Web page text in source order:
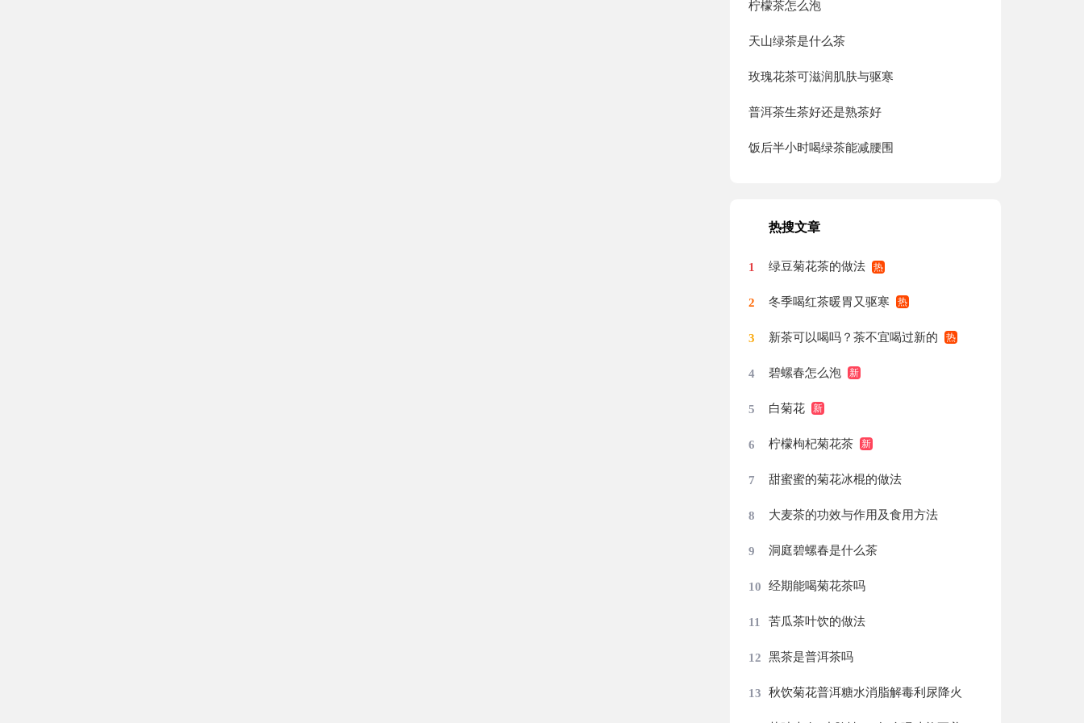
柠檬茶怎么泡
天山绿茶是什么茶
玫瑰花茶可滋润肌肤与驱寒
普洱茶生茶好还是熟茶好
饭后半小时喝绿茶能减腰围
热搜文章
1 绿豆菊花茶的做法
2 冬季喝红茶暖胃又驱寒
3 新茶可以喝吗？茶不宜喝过新的
4 碧螺春怎么泡
5 白菊花
6 柠檬枸杞菊花茶
7 甜蜜蜜的菊花冰棍的做法
8 大麦茶的功效与作用及食用方法
9 洞庭碧螺春是什么茶
10 经期能喝菊花茶吗
11 苦瓜茶叶饮的做法
12 黑茶是普洱茶吗
13 秋饮菊花普洱糖水消脂解毒利尿降火